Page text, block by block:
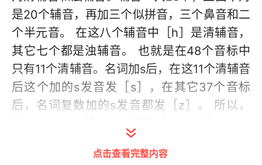
是20个辅音，再加三个似拼音，三个鼻音和二
个半元音。 在这八个辅音中［h］是清辅音，
其它七个都是浊辅音。 也就是在48个音标中
只有11个清辅音。名词加s后，在这11个清辅音
后这个加的s发音发［s］，在其它37个音标
后，名词复数加的s发音都发［z］。 所以，
beds.的beds读着［bedz］、Two gorillas．
复数大星星读着［‘gErilEz］。
点击查看完整内容